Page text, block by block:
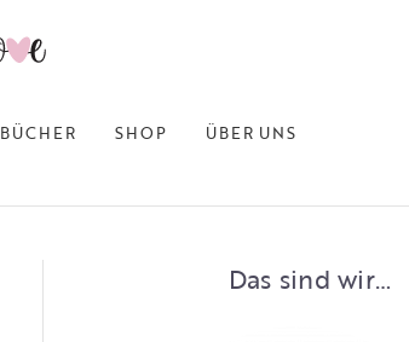
BÜCHER SHOP ÜBER UNS
Das sind wir…